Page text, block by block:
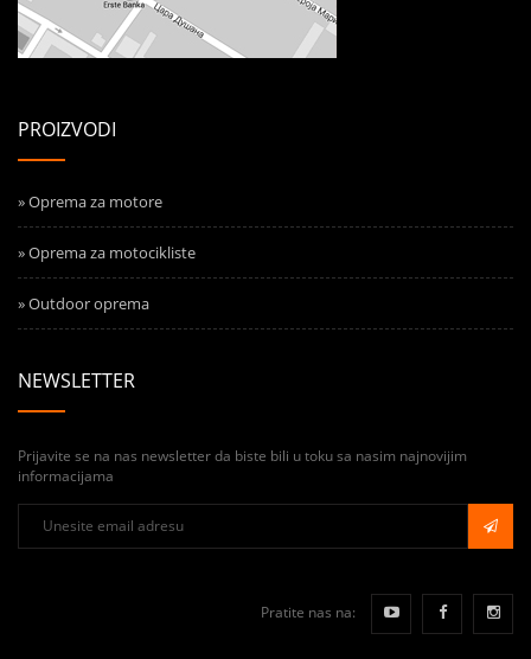
PROIZVODI
» Oprema za motore
» Oprema za motocikliste
» Outdoor oprema
NEWSLETTER
Prijavite se na nas newsletter da biste bili u toku sa nasim najnovijim
informacijama
Pratite nas na: